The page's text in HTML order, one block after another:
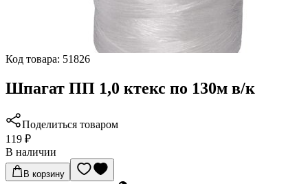
Код товара: 51826
Шпагат ПП 1,0 ктекс по 130м в/к
Поделиться товаром
119 ₽
В наличии
В корзину